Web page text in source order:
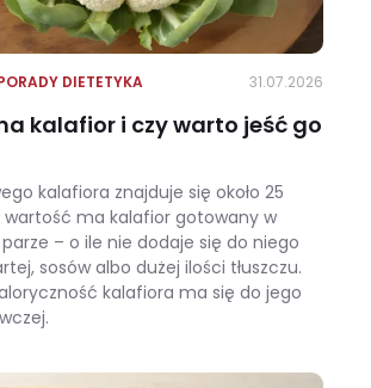
DIETETYKA 31.07.2026
kalafior i czy warto jeść go
kalafiora znajduje się około 25
wartość ma kalafior gotowany w
– o ile nie dodaje się do niego
sosów albo dużej ilości tłuszczu.
kalafiora ma się do jego